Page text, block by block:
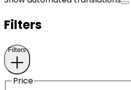
Filters
Filters
Price